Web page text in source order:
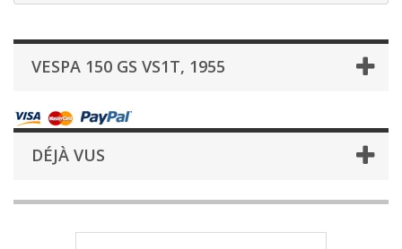
VESPA 150 GS VS1T, 1955
DÉJÀ VUS